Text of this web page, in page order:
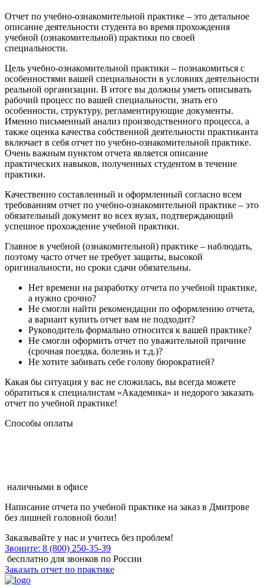
Отчет по учебно-ознакомительной практике – это детальное
описание деятельности студента во время прохождения
учебной (ознакомительной) практики по своей
специальности.
Цель учебно-ознакомительной практики – познакомиться с
особенностями вашей специальности в условиях деятельности
реальной организации. В итоге вы должны уметь описывать
рабочий процесс по вашей специальности, знать его
особенности, структуру, регламентирующие документы.
Именно письменный анализ производственного процесса, а
также оценка качества собственной деятельности практиканта
включает в себя отчет по учебно-ознакомительной практике.
Очень важным пунктом отчета является описание
практических навыков, полученных студентом в течение
практики.
Качественно составленный и оформленный согласно всем
требованиям отчет по учебно-ознакомительной практике – это
обязательный документ во всех вузах, подтверждающий
успешное прохождение учебной практики.
Главное в учебной (ознакомительной) практике – наблюдать,
поэтому часто отчет не требует защиты, высокой
оригинальности, но сроки сдачи обязательны.
Нет времени на разработку отчета по учебной практике,
а нужно срочно?
Не смогли найти рекомендации по оформлению отчета,
а вариант купить отчет вам не подходит?
Руководитель формально относится к вашей практике?
Не смогли оформить отчет по уважительной причине
(срочная поездка, болезнь и т.д.)?
Не хотите забивать себе голову бюрократией?
Какая бы ситуация у вас не сложилась, вы всегда можете
обратиться к специалистам «Академика» и недорого заказать
отчет по учебной практике!
Способы оплаты
наличными в офисе
Написание отчета по учебной практике на заказ в Дмитрове
без лишней головной боли!
Заказывайте у нас и учитесь без проблем!
Звоните: 8 (800) 250-35-39
бесплатно для звонков по России
Заказать отчет по практике